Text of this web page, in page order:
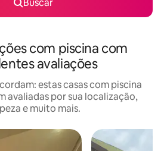
Buscar
com piscina com
avaliações
estas casas com piscina
avaliadas por sua localização,
e muito mais.